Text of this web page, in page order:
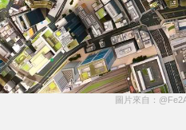
圖片來自：